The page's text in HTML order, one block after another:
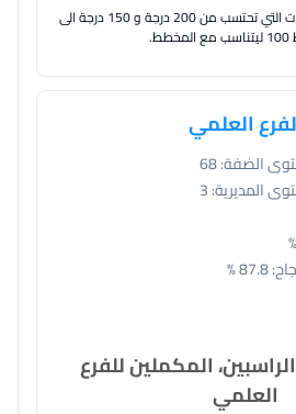
: تم تحويل العلامات التي تحتسب من 200 درجة و 150 درجة الى
العلمي
الضفة:68
المديرية:3
87.8 %
المكملين للفرع
العلمي